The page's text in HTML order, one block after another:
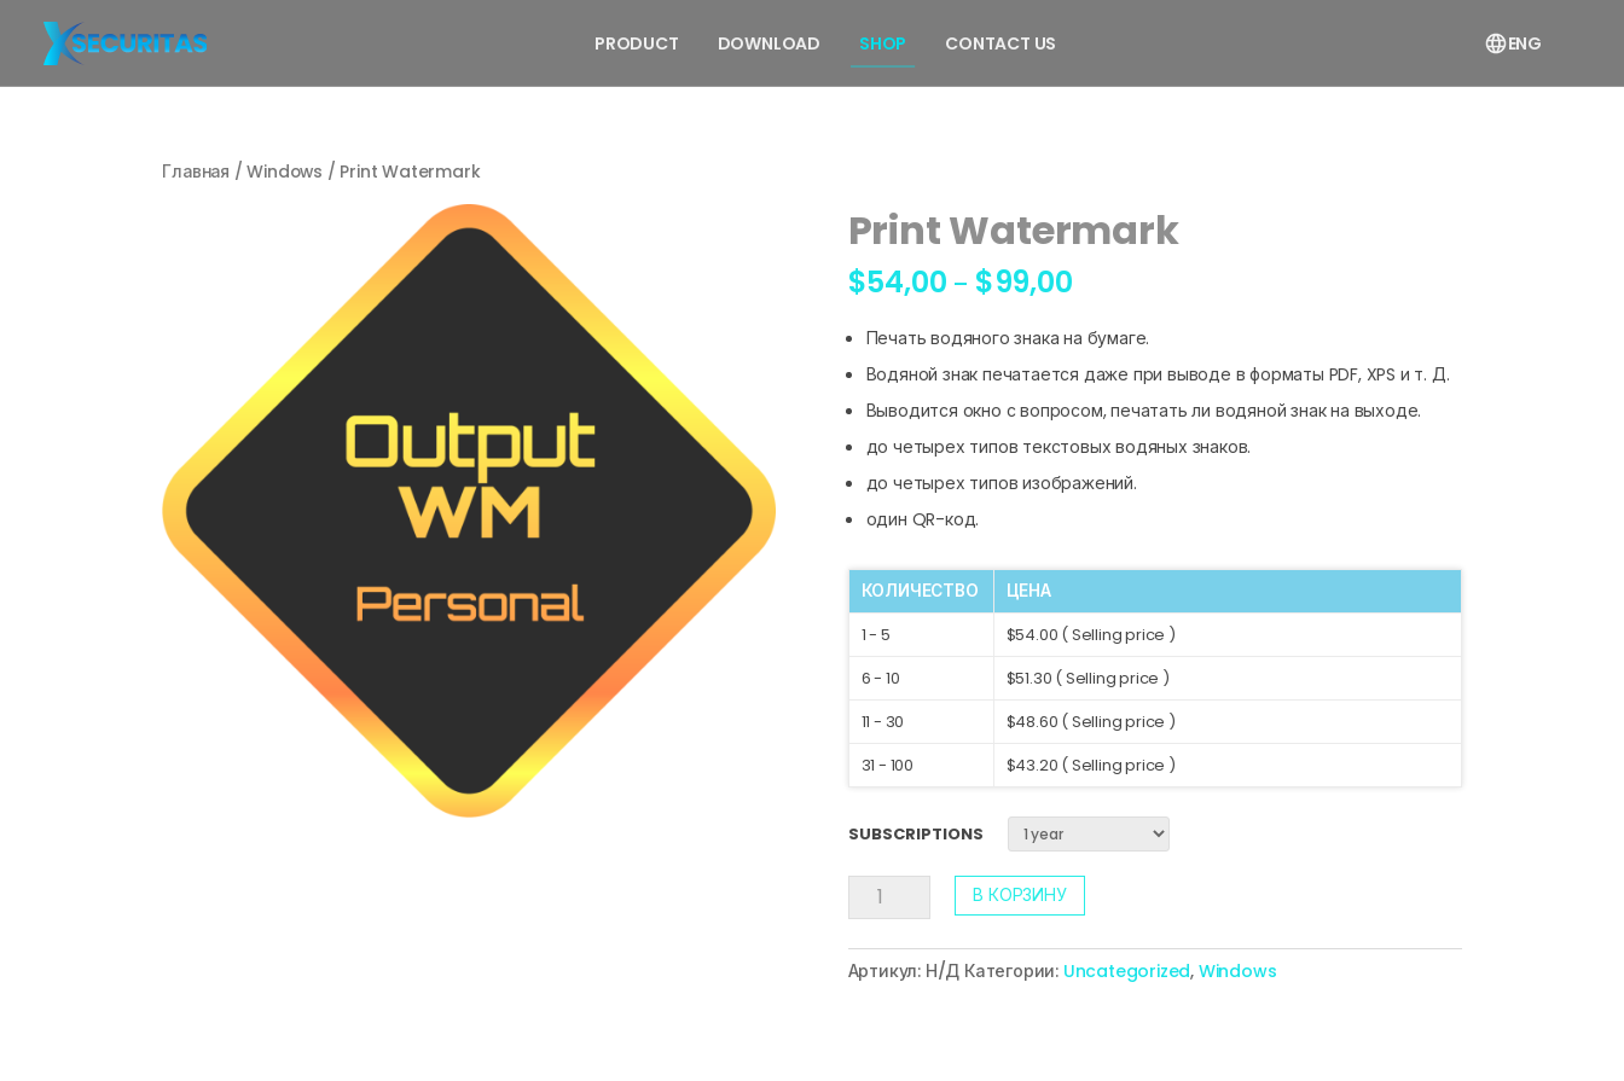
PRODUCT DOWNLOAD SHOP CONTACT US ENG
Главная /Windows / Print Watermark
Print Watermark
$54,00 – $99,00
Печать водяного знака на бумаге.
Водяной знак печатается даже при выводе в форматы PDF, XPS и т. Д.
Выводится окно с вопросом, печатать ли водяной знак на выходе.
до четырех типов текстовых водяных знаков.
до четырех типов изображений.
один QR-код.
КОЛИЧЕСТВО
ЦЕНА
1 - 5
$54.00 ( Selling price )
6 - 10
$51.30 ( Selling price )
11 - 30
$48.60 ( Selling price )
31 - 100
$43.20 ( Selling price )
SUBSCRIPTIONS
Количество В КОРЗИНУ
Артикул: Н/Д Категории: Uncategorized, Windows